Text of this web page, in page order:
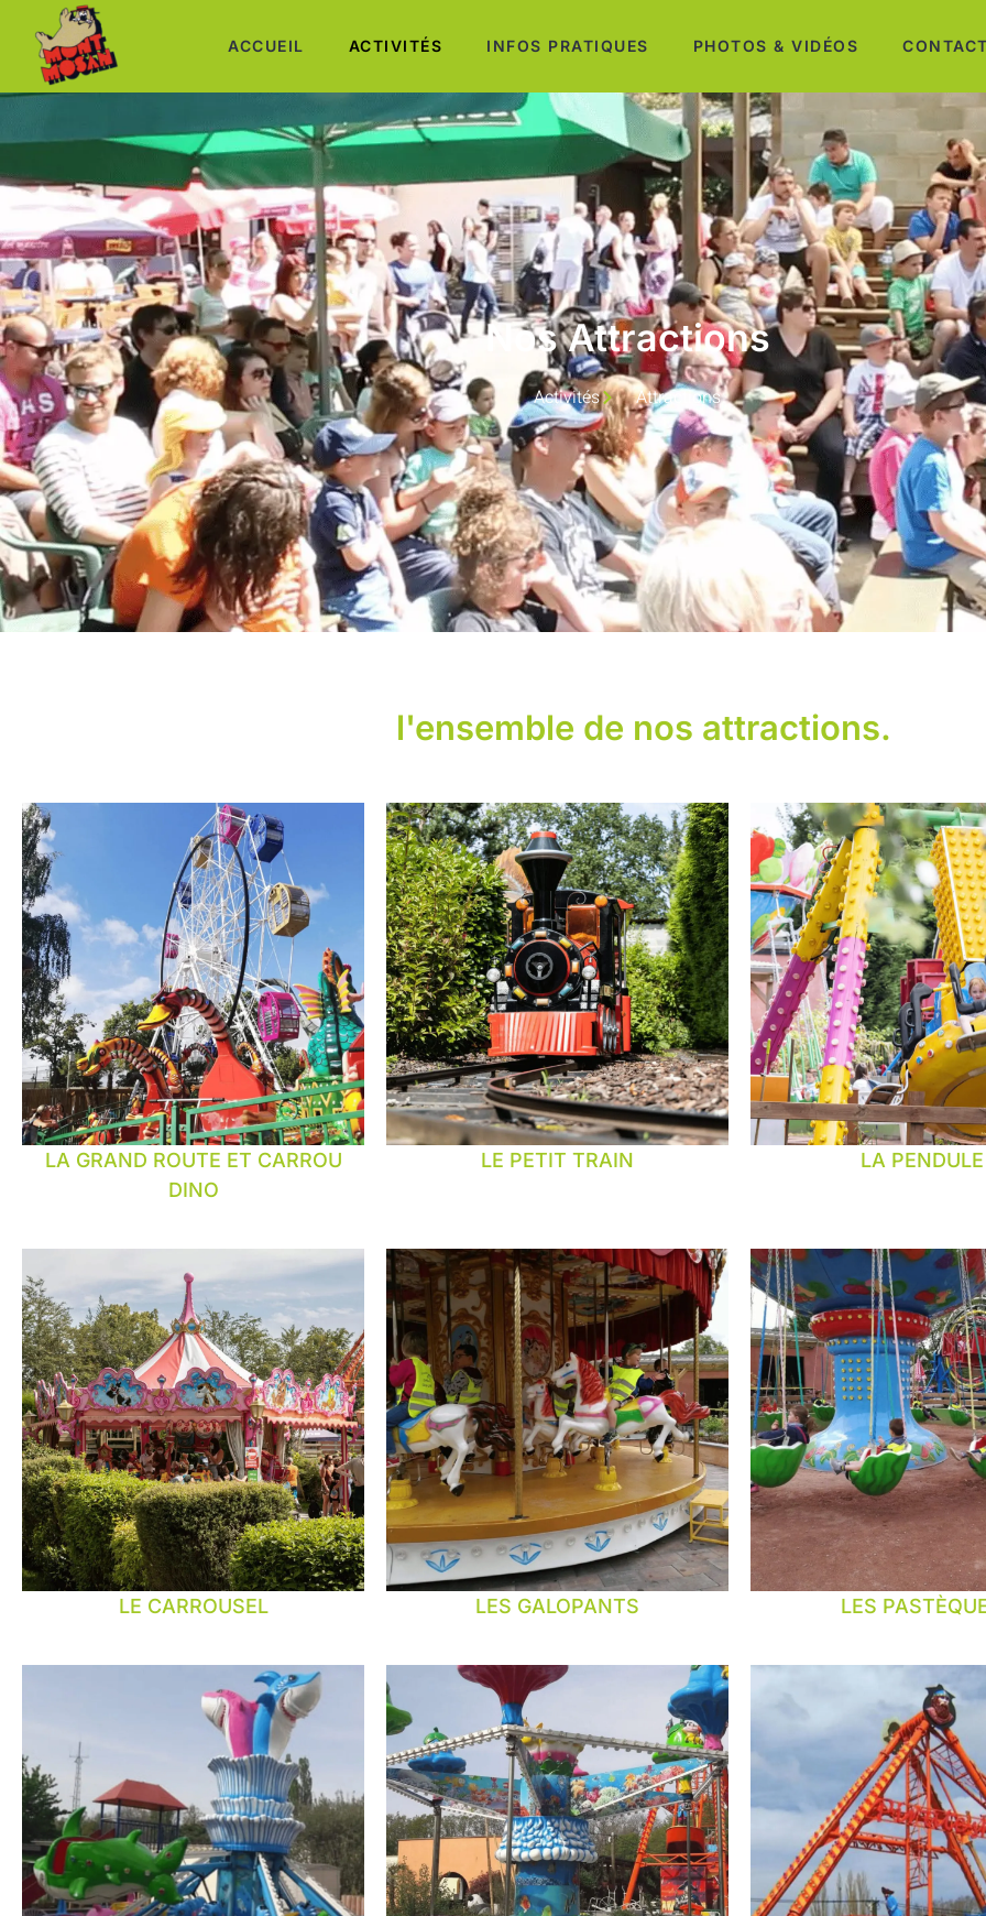
ACCUEIL ACTIVITÉS INFOS PRATIQUES PHOTOS & VIDÉOS
Nos Attractions
Activités Attractions
l'ensemble de nos attractions.
LA GRAND ROUTE ET CARROU
DINO
LE PETIT TRAIN LA PENDULE
LE CARROUSEL LES GALOPANTS LES